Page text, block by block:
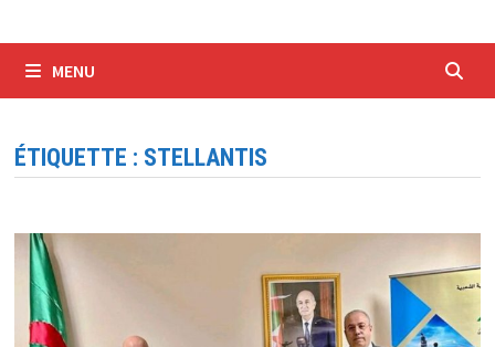
MENU
ÉTIQUETTE : STELLANTIS